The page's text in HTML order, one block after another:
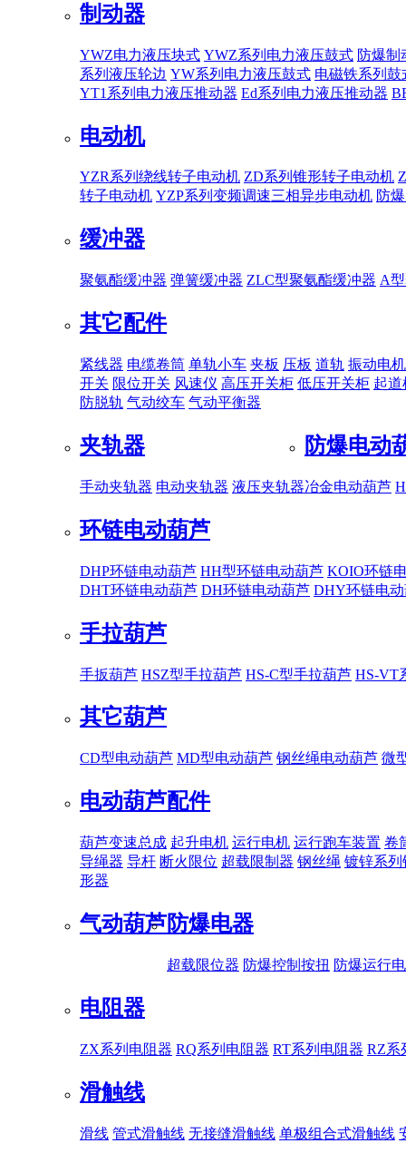
制动器
YWZ电力液压块式 YWZ系列电力液压鼓式 防爆制
系列液压轮边 YW系列电力液压鼓式 电磁铁系列鼓
YT1系列电力液压推动器 Ed系列电力液压推动器
电动机
YZR系列绕线转子电动机 ZD系列锥形转子电动机
转子电动机 YZP系列变频调速三相异步电动机 防
缓冲器
聚氨酯缓冲器 弹簧缓冲器 ZLC型聚氨酯缓冲器 A
其它配件
紧线器 电缆卷筒 单轨小车 夹板 压板 道轨 振动电机
开关 限位开关 风速仪 高压开关柜 低压开关柜 起道
防脱轨 气动绞车 气动平衡器
夹轨器
手动夹轨器 电动夹轨器 液压夹轨器
防爆电动
冶金电动葫芦
环链电动葫芦
DHP环链电动葫芦 HH型环链电动葫芦 KOIO环链
DHT环链电动葫芦 DH环链电动葫芦 DHY环链电
手拉葫芦
手扳葫芦 HSZ型手拉葫芦 HS-C型手拉葫芦 HS-VT
其它葫芦
CD型电动葫芦 MD型电动葫芦 钢丝绳电动葫芦 微
电动葫芦配件
葫芦变速总成 起升电机 运行电机 运行跑车装置 卷
导绳器 导杆 断火限位 超载限制器 钢丝绳 镀锌系列
形器
气动葫芦防爆电器
超载限位器 防爆控制按扭 防爆运行
电阻器
ZX系列电阻器 RQ系列电阻器 RT系列电阻器 RZ系
滑触线
滑线 管式滑触线 无接缝滑触线 单极组合式滑触线